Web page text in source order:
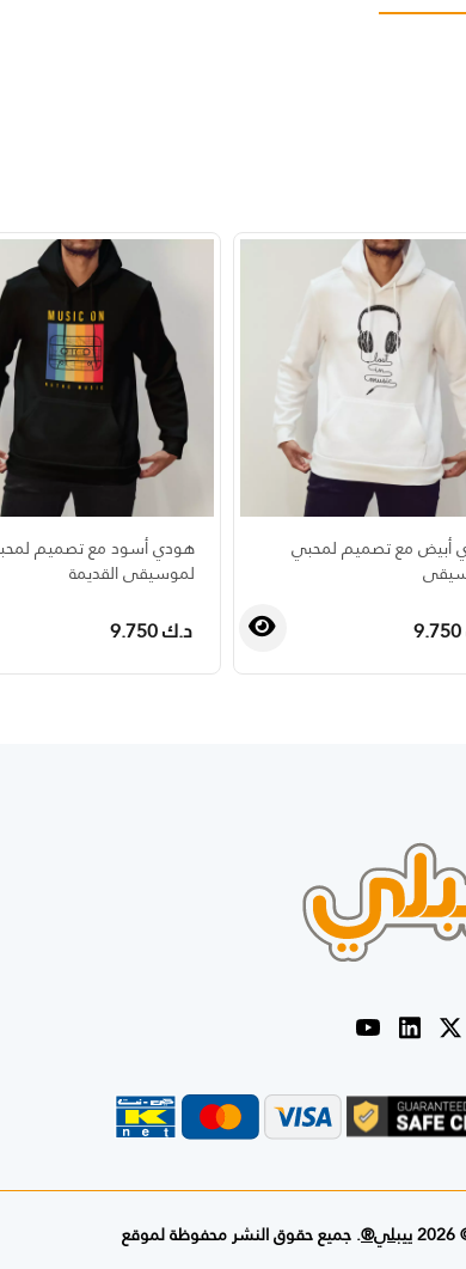
أبيض مع تصميم لمحبي
هودي أسود مع تصميم
لموسيقى القديمة
د.ك 9.750
ييبلي®. جميع حقوق النشر محفوظة لموقع